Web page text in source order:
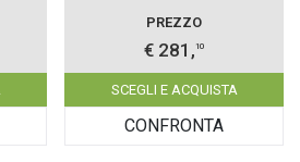
PREZZO
€ 281, 10
SCEGLI E ACQUISTA
CONFRONTA